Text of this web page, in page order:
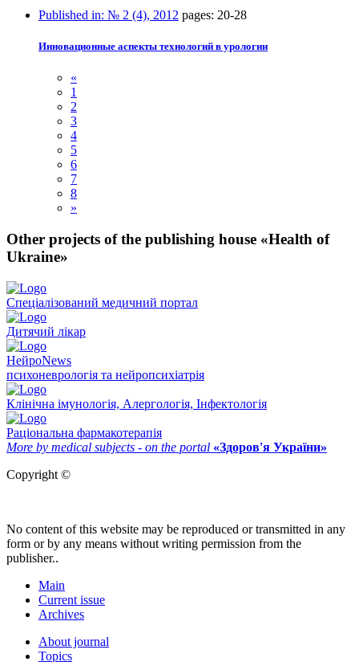
Published in: № 2 (4), 2012 pages: 20-28
Инновационные аспекты технологий в урологии
«
1
2
3
4
5
6
7
8
»
Other projects of the publishing house «Health of
Ukraine»
Спеціалізований медичний портал
Дитячий лікар
НейроNews
психоневрологія та нейропсихіатрія
Клінічна імунологія, Алергологія, Інфектологія
Раціональна фармакотерапія
More by medical subjects - on the portal «Здоров'я України»
Copyright ©
No content of this website may be reproduced or transmitted in any
form or by any means without writing permission from the
publisher..
Main
Current issue
Archives
About journal
Topics